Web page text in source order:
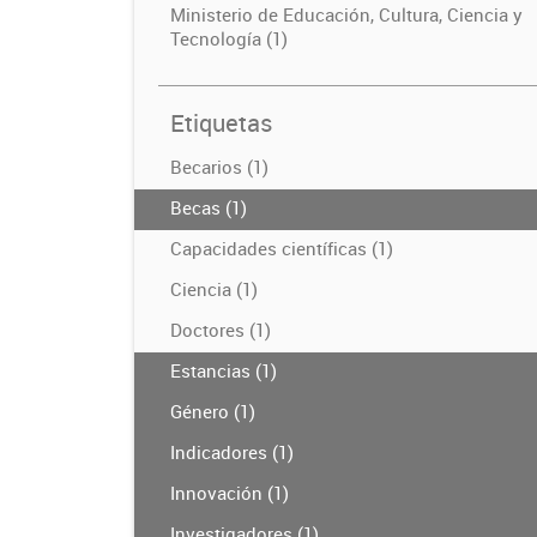
Ministerio de Educación, Cultura, Ciencia y
Tecnología (1)
Etiquetas
Becarios (1)
Becas (1)
Capacidades científicas (1)
Ciencia (1)
Doctores (1)
Estancias (1)
Género (1)
Indicadores (1)
Innovación (1)